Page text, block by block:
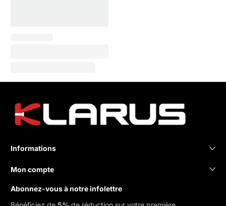
Informations
Mon compte
Abonnez-vous à notre infolettre